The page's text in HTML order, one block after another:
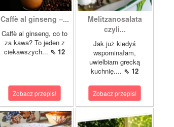
Caffè al ginseng –...
Caffè al ginseng, co to
za kawa? To jeden z
ciekawszych... ⇖ 12
Zobacz przepis!
Melitzanosalata
czyli...
Jak już kiedyś
wspominałam,
uwielbiam grecką
kuchnię.... ⇖ 12
Zobacz przepis!